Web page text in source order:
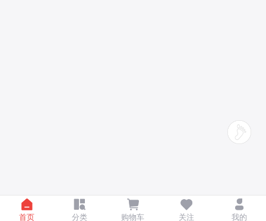
首页 分类 购物车 关注 我的